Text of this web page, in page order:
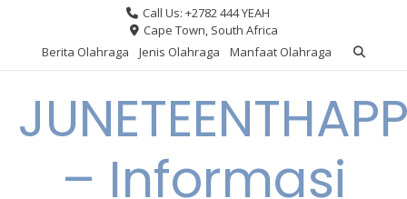
content
Call Us: +2782 444 YEAH
Cape Town, South Africa
Berita Olahraga
Jenis Olahraga Manfaat Olahraga
– Informasi